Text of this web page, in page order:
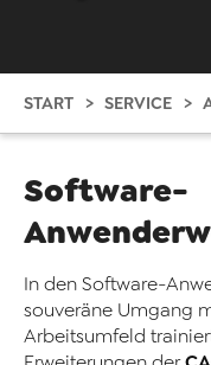
START SERVICE
Software-
In den Software-
souveräne Umgang
Arbeitsumfeld